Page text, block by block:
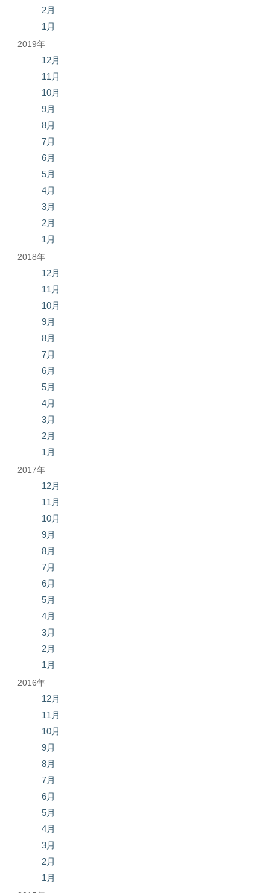
2月
1月
2019年
12月
11月
10月
9月
8月
7月
6月
5月
4月
3月
2月
1月
2018年
12月
11月
10月
9月
8月
7月
6月
5月
4月
3月
2月
1月
2017年
12月
11月
10月
9月
8月
7月
6月
5月
4月
3月
2月
1月
2016年
12月
11月
10月
9月
8月
7月
6月
5月
4月
3月
2月
1月